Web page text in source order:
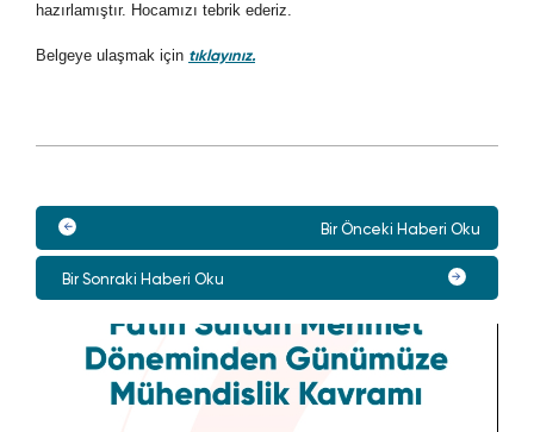
hazırlamıştır. Hocamızı tebrik ederiz.
Belgeye ulaşmak için tıklayınız.
Bir Önceki Haberi Oku
Bir Sonraki Haberi Oku